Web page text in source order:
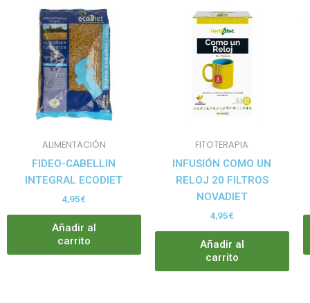
ALIMENTACIÓN
FIDEO-CABELLIN
INTEGRAL ECODIET
4,95€
Añadir al
carrito
FITOTERAPIA
INFUSIÓN COMO UN
RELOJ 20 FILTROS
NOVADIET
4,95€
Añadir al
carrito